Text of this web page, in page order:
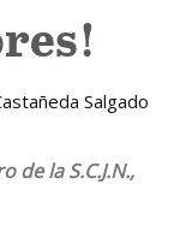
Salgado
de la S.C.J.N.,